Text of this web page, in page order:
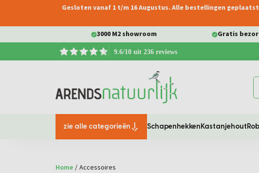
Ga naar de hoofdnavigatie
Gesloten vanaf 1 t/m 16 Augustus. Alle bestellingen
3000 M2 showroom
Gratis
9.6/10 uit 236 reviews
zie alle categorieën SchapenhekkenKastanjehout
Home / Accessoires